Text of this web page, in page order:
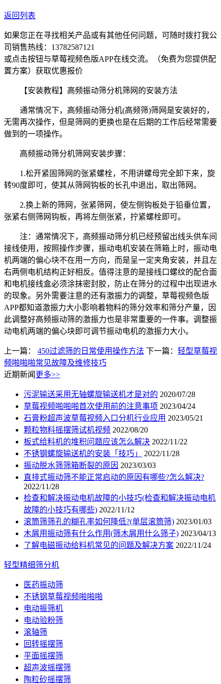
返回列表
如果您正在寻找相关产品或有其他任何问题，可随时拨打我公
司销售热线： 13782587121
或点击按钮与草莓视频色版APP在线交流。（免费为您提供配
置方案） 获取优惠报价
【安装教程】高频振动筛分机筛网的安装方法
通常情况下，高频振动筛分机(高频筛)筛网是安装好的，
无需再次操作，但是筛网的更换也是在后期的工作后经常需要
做到的一项操作。
高频振动筛分机筛网安装步骤：
1.松开紧固筛网的张紧螺栓，不用讲螺母完全卸下来，旋
转90度即可，使其从筛网钩板的长孔中退出，取出筛网。
2.换上新的筛网，张紧筛网，使左侧钩板处于铅垂位置，
张紧右侧筛网钩板，再将左侧张紧，拧紧螺栓即可。
注：通常情况下，高频振动筛分机已经预留出线头供车间
接线使用，按照操作步骤，振动电机安装在筛箱上时，振动电
机两端的偏心块不在用一方向，而是呈一定夹角安装，并且左
右两侧电机结构正好相反。值得注意的是接线口螺纹的配合面
和电机接线盒必须涂抹密封胶，防止在筛分的过程中出现进水
的现象。另外需要注意的还有激振力的调整，草莓视频色版
APP都知道激振力大小影响着物料的筛分效率和筛分产量，因
此调整好高频振动筛的激振力也是非常重要的一件事。调整振
动电机两端的偏心块即可调节振动电机的激振力大小。
上一篇： 450过滤筛的日常使用操作方法 下一篇： 轻型草莓视
频啪啪啪常见故障及维修技巧
近期新闻 更多>>
污泥输送采用无轴螺旋输送机才是对的 2020/07/28
草莓视频啪啪啪首次使用前的注意事项 2023/04/24
石膏粉超声波草莓视频入口分机行业应用 2023/05/21
颗粒物料摇摆筛试机视频 2022/08/20
板式给料机的堆积问题应该怎么解决 2022/11/22
不锈钢螺旋输送机的安装「技巧」
2022/11/28
振动脱水筛筛箱断裂的原因 2023/03/03
直排式振动筛不能正常启动的原因有哪些?怎么解决?
2022/11/28
检查和解决振动电机故障的小技巧(检查和解决振动电机
故障的小技巧有哪些) 2022/11/12
滚筒筛筛孔的糊孔率如何降低?(单层滚筒筛) 2023/01/03
木屑用振动筛有什么作用(筛木屑用什么筛子) 2023/04/13
了解电磁振动给料机常见的问题及解决方案 2022/11/24
轻型精细筛分机
医药振动筛
不锈钢草莓视频啪啪啪
电动振筛机
电动验粉筛
滚轴筛
回转摇摆筛
平面摇摆筛
超声波摇摆筛
陶粒砂摇摆筛